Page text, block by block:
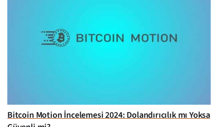
Bitcoin Motion İncelemesi 2024: Dolandırıcılık mı Yoksa